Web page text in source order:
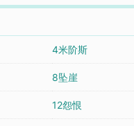
4米阶斯
8坠崖
12怨恨